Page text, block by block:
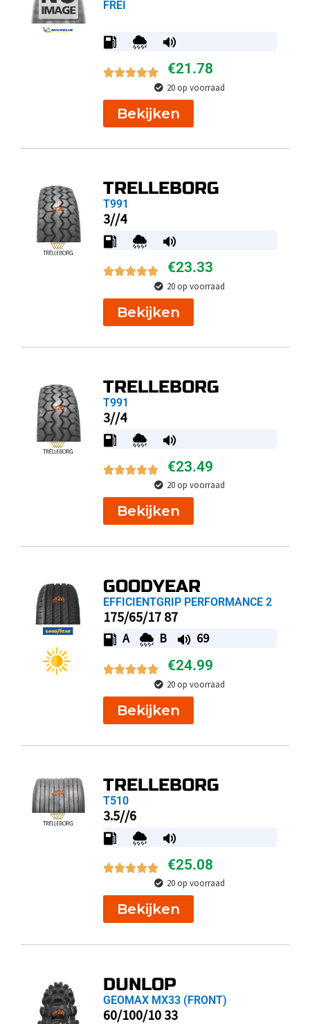
FREI
€21.78
20 op voorraad
Bekijken
TRELLEBORG
T991
3//4
€23.33
20 op voorraad
Bekijken
TRELLEBORG
T991
3//4
€23.49
20 op voorraad
Bekijken
GOODYEAR
EFFICIENTGRIP PERFORMANCE 2
175/65/17 87
A B 69
€24.99
20 op voorraad
Bekijken
TRELLEBORG
T510
3.5//6
€25.08
20 op voorraad
Bekijken
DUNLOP
GEOMAX MX33 (FRONT)
60/100/10 33